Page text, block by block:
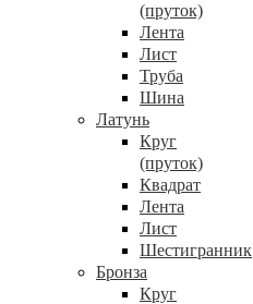
(пруток)
Лента
Лист
Труба
Шина
Латунь
Круг
(пруток)
Квадрат
Лента
Лист
Шестигранник
Бронза
Круг